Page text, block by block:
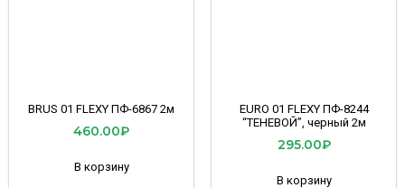
BRUS 01 FLEXY ПФ-6867 2м
460.00₽
В корзину
EURO 01 FLEXY ПФ-8244
“ТЕНЕВОЙ”, черный 2м
295.00₽
В корзину